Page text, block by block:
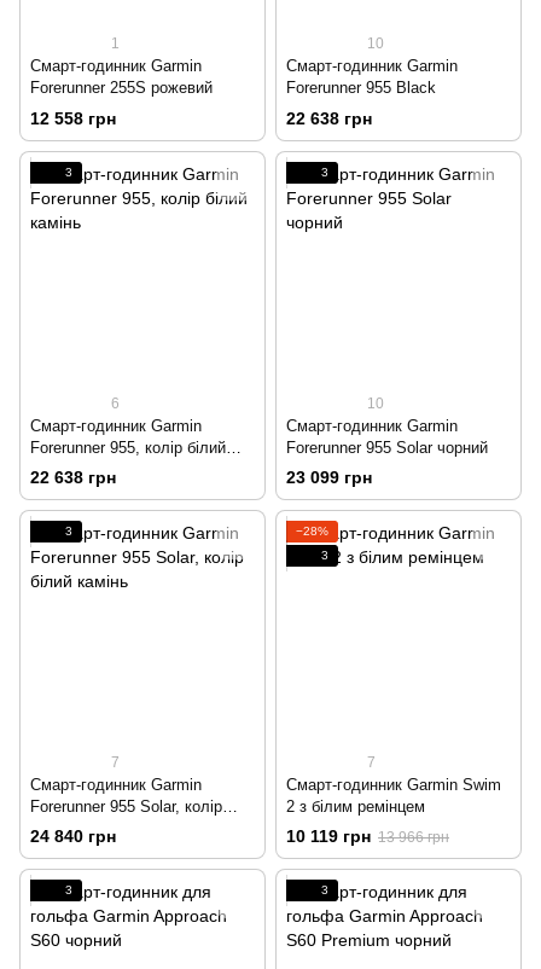
1
Смарт-годинник Garmin
Forerunner 255S рожевий
12 558 грн
10
Смарт-годинник Garmin
Forerunner 955 Black
22 638 грн
3
6
Смарт-годинник Garmin
Forerunner 955, колір білий
камінь
22 638 грн
3
10
Смарт-годинник Garmin
Forerunner 955 Solar чорний
23 099 грн
3
7
Смарт-годинник Garmin
Forerunner 955 Solar, колір
білий камінь
24 840 грн
−28%
3
7
Смарт-годинник Garmin Swim
2 з білим ремінцем
10 119 грн 13 966 грн
3 3